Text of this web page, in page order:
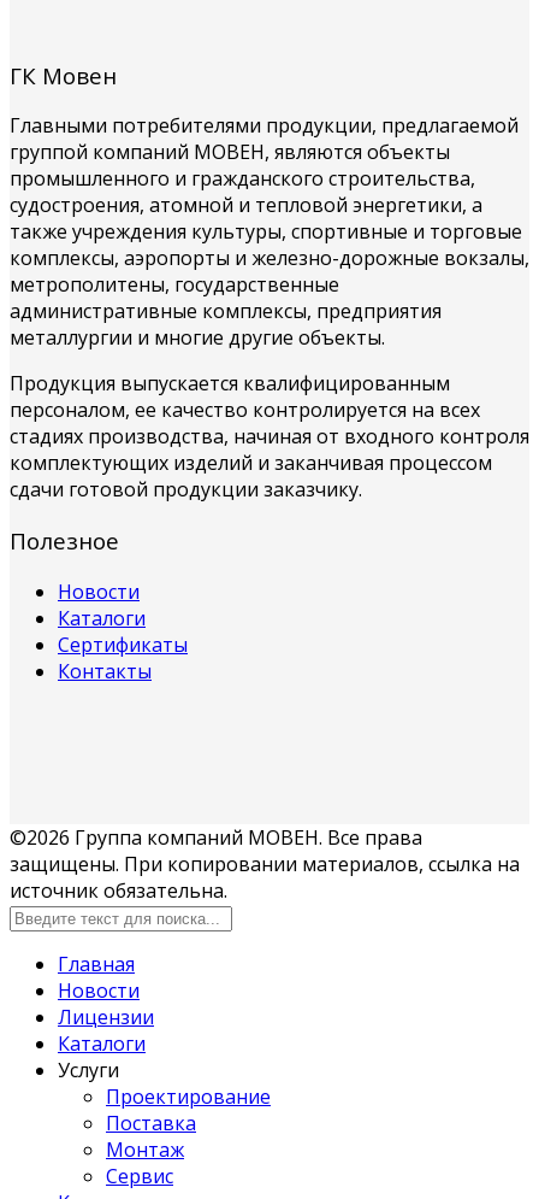
ГК Мовен
Главными потребителями продукции, предлагаемой
группой компаний МОВЕН, являются объекты
промышленного и гражданского строительства,
судостроения, атомной и тепловой энергетики, а
также учреждения культуры, спортивные и торговые
комплексы, аэропорты и железно-дорожные вокзалы,
метрополитены, государственные
административные комплексы, предприятия
металлургии и многие другие объекты.
Продукция выпускается квалифицированным
персоналом, ее качество контролируется на всех
стадиях производства, начиная от входного контроля
комплектующих изделий и заканчивая процессом
сдачи готовой продукции заказчику.
Полезное
Новости
Каталоги
Сертификаты
Контакты
©2026 Группа компаний МОВЕН. Все права
защищены. При копировании материалов, ссылка на
источник обязательна.
Главная
Новости
Лицензии
Каталоги
Услуги
Проектирование
Поставка
Монтаж
Сервис